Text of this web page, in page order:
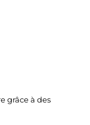
grâce à des